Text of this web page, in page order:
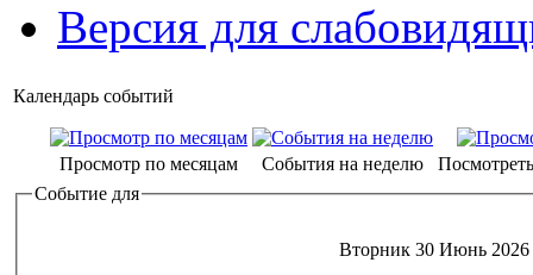
Версия для
Календарь событий
Просмотр по месяцам События на неделю
Событие для
Вторник 30 Июнь 2026